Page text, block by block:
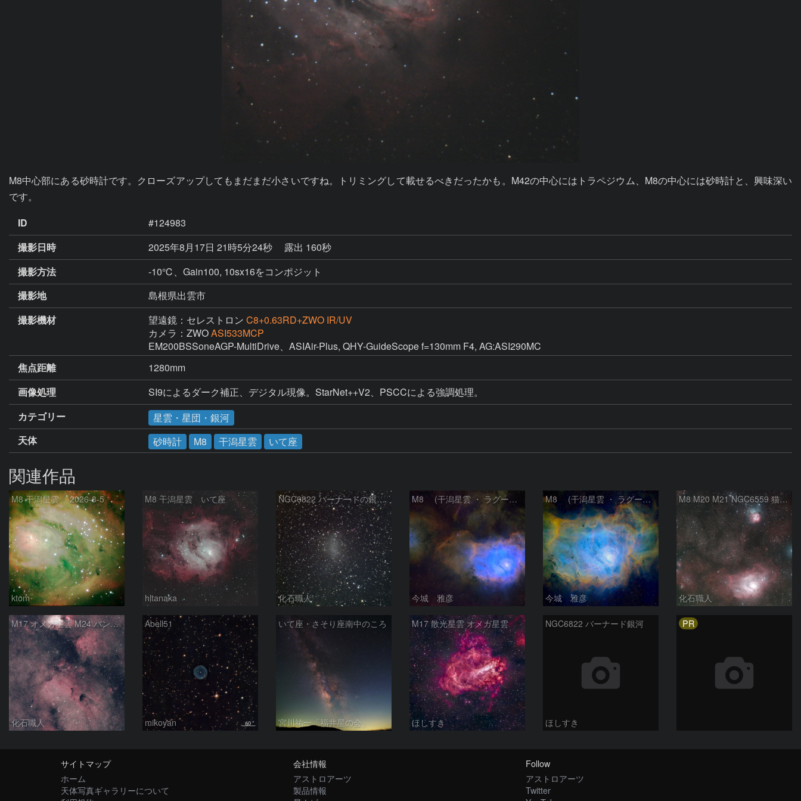
M8中心部にある砂時計です。クローズアップしてもまだまだ小さいですね。トリミングして載せるべきだったかも。M42の中心にはトラペジウム、M8の中心には砂時計と、興味深い
です。
ID
#124983
撮影日時
2025年8月17日 21時5分24秒
露出 160秒
撮影方法
-10℃、Gain100, 10sx16をコンポジット
撮影地
島根県出雲市
撮影機材
望遠鏡：セレストロン C8+0.63RD+ZWO IR/UV
カメラ：ZWOASI533MCP
EM200BSSoneAGP-MultiDrive、ASIAir-Plus, QHY-GuideScope f=130mm F4, AG:ASI290MC
焦点距離
1280mm
画像処理
SI9によるダーク補正、デジタル現像。StarNet++V2、PSCCによる強調処理。
カテゴリー
星雲・星団・銀河
天体
砂時計 M8 干潟星雲 いて座
関連作品
M8 干潟星雲 2026-8-5
ktom
M8 干潟星雲 いて座
hltanaka
NGC6822 バーナードの銀河 いて座
化石職人
M8 (干潟星雲 ・ ラグーン（Lagoon）星雲)
今城 雅彦
M8 (干潟星雲 ・ ラグーン（Lagoon）星雲)
今城 雅彦
M8 M20 M21 NGC6559 猫の手星雲 いて座
化石職人
M17 オメガ星雲 M24 バンビの横顔 いて座
化石職人
Abell51
mikoyan
いて座・さそり座南中のころ
宮川祐一「福井星の会」
M17 散光星雲 オメガ星雲
ほしすき
NGC6822 バーナード銀河
ほしすき
PR
サイトマップ
ホーム
天体写真ギャラリーについて
会社情報
アストロアーツ
製品情報
Follow
アストロアーツ
Twitter